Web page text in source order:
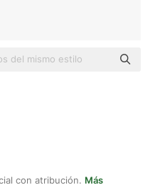
con atribución. Más